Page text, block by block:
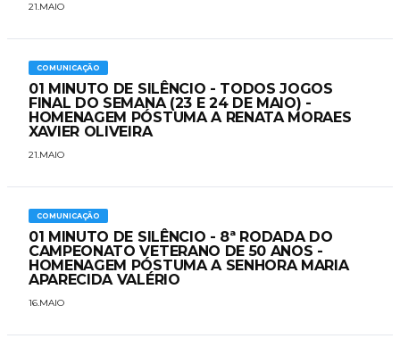
21.MAIO
COMUNICAÇÃO
01 MINUTO DE SILÊNCIO - TODOS JOGOS
FINAL DO SEMANA (23 E 24 DE MAIO) -
HOMENAGEM PÓSTUMA A RENATA MORAES
XAVIER OLIVEIRA
21.MAIO
COMUNICAÇÃO
01 MINUTO DE SILÊNCIO - 8ª RODADA DO
CAMPEONATO VETERANO DE 50 ANOS -
HOMENAGEM PÓSTUMA A SENHORA MARIA
APARECIDA VALÉRIO
16.MAIO